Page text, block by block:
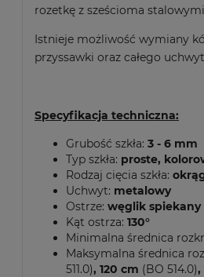
rozetkę z sześcioma
Istnieje możliwość wymiany
przyssawki oraz całego
Specyfikacja techniczna:
Grubość szkła: 3 - 6 mm
Typ szkła: proste,
Rodzaj cięcia szkła:
Uchwyt: metalowy
Ostrze: węglik spiekany
Kąt ostrza: 130°
Minimalna średnica
Maksymalna średnica
511.0), 120 cm (BO 514.0),